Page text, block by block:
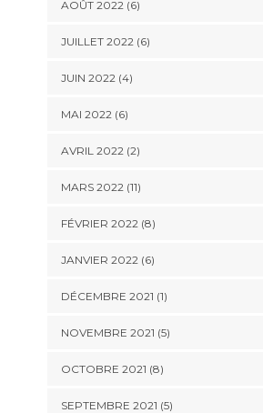
AOÛT 2022 (6)
JUILLET 2022 (6)
JUIN 2022 (4)
MAI 2022 (6)
AVRIL 2022 (2)
MARS 2022 (11)
FÉVRIER 2022 (8)
JANVIER 2022 (6)
DÉCEMBRE 2021 (1)
NOVEMBRE 2021 (5)
OCTOBRE 2021 (8)
SEPTEMBRE 2021 (5)